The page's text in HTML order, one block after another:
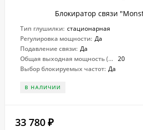
Блокиратор связи
Тип глушилки: стационарная
Регулировка мощности: Да
Подавление связи: Да
Общая выходная мощность (Вт): 20
Выбор блокируемых частот: Да
В НАЛИЧИИ
33 780 ₽